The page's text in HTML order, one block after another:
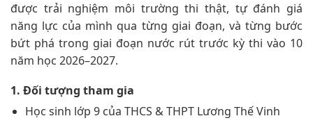
được trải nghiệm môi trường thi thật, tự đánh giá
năng lực của mình qua từng giai đoạn, và từng bước
bứt phá trong giai đoạn nước rút trước kỳ thi vào 10
năm học 2026–2027.
1. Đối tượng tham gia
Học sinh lớp 9 của THCS & THPT Lương Thế Vinh